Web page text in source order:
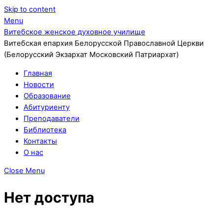
Skip to content
Menu
Витебское женское духовное училище
Витебская епархия Белорусской Православной Церкви
(Белорусский Экзархат Московский Патриархат)
Главная
Новости
Образование
Абитуриенту
Преподаватели
Библиотека
Контакты
О нас
Close Menu
Нет доступа